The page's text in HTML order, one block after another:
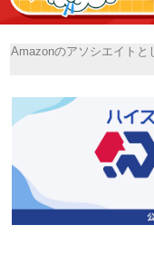
Amazonのアソシエイトと